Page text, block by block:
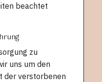
beachtet
zu
uns um den
der verstorbenen